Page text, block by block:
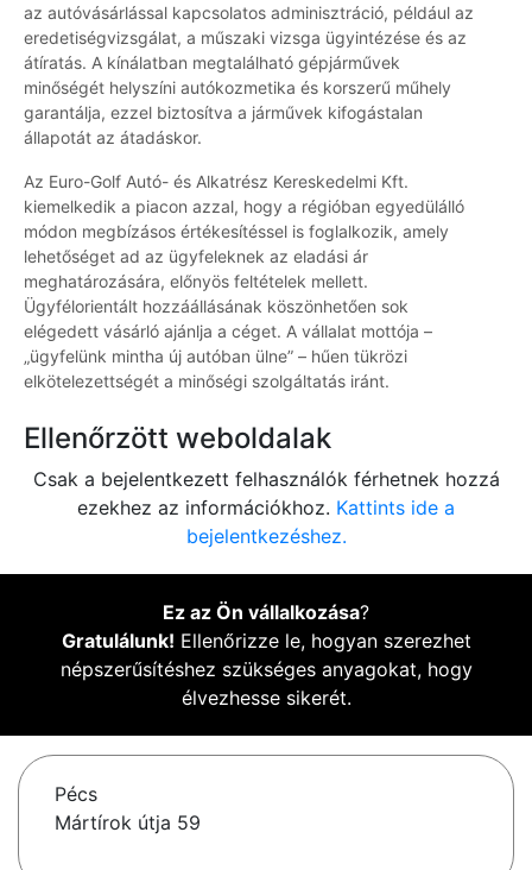
az autóvásárlással kapcsolatos adminisztráció, például az
eredetiségvizsgálat, a műszaki vizsga ügyintézése és az
átíratás. A kínálatban megtalálható gépjárművek
minőségét helyszíni autókozmetika és korszerű műhely
garantálja, ezzel biztosítva a járművek kifogástalan
állapotát az átadáskor.
Az Euro-Golf Autó- és Alkatrész Kereskedelmi Kft.
kiemelkedik a piacon azzal, hogy a régióban egyedülálló
módon megbízásos értékesítéssel is foglalkozik, amely
lehetőséget ad az ügyfeleknek az eladási ár
meghatározására, előnyös feltételek mellett.
Ügyfélorientált hozzáállásának köszönhetően sok
elégedett vásárló ajánlja a céget. A vállalat mottója –
„ügyfelünk mintha új autóban ülne” – hűen tükrözi
elkötelezettségét a minőségi szolgáltatás iránt.
Ellenőrzött weboldalak
Csak a bejelentkezett felhasználók férhetnek hozzá
ezekhez az információkhoz. Kattints ide a
bejelentkezéshez.
Ez az Ön vállalkozása?
Gratulálunk! Ellenőrizze le, hogyan szerezhet
népszerűsítéshez szükséges anyagokat, hogy
élvezhesse sikerét.
Pécs
Mártírok útja 59